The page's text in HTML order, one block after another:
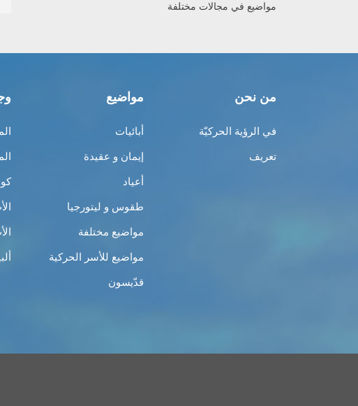
مواضيع في مجالات مختلفة
من نحن
في الرؤية الحركيّة
تعريف
مواضيع
أبائيات
إيمان و عقيدة
أعياد
طقوس و ليتورجيا
مواضيع مختلفة
مواضيع للأسر الحركية
قدّيسون